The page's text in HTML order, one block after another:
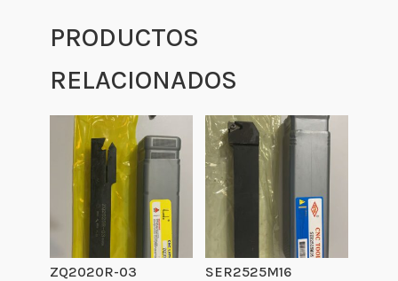
PRODUCTOS
RELACIONADOS
ZQ2020R-03 SER2525M16